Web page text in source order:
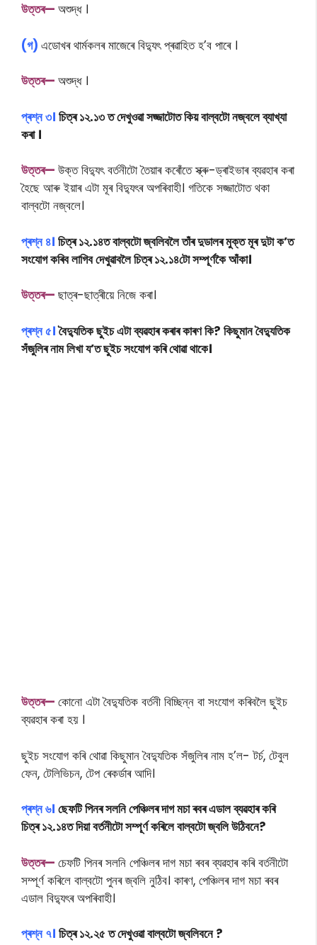
উত্তৰ— অশুদ্ধ ।
(গ) এডোখৰ থাৰ্মকলৰ মাজেৰে বিদ্যুৎ প্ৰৱাহিত হ’ব পাৰে ।
উত্তৰ— অশুদ্ধ ।
প্ৰশ্ন৩। চিত্ৰ ১২.১৩ ত দেখুওৱা সজ্জাটোত কিয় বাল্বটো নজ্বলে ব্যাখ্যা
কৰা ।
উত্তৰ— উক্ত বিদ্যুৎ বৰ্তনীটো তৈয়াৰ কৰোঁতে স্ক্ৰু-ড্ৰাইভাৰ ব্যৱহাৰ কৰা
হৈছে আৰু ইয়াৰ এটা মূৰ বিদ্যুৎৰ অপৰিবাহী। গতিকে সজ্জাটোত থকা
বাল্বটো নজ্বলে।
প্ৰশ্ন ৪। চিত্ৰ ১২.১৪ত বাল্বটো জ্বলিবলৈ তাঁৰ দুডালৰ মুক্ত মূৰ দুটা ক’ত
সংযোগ কৰিব লাগিব দেখুৱাবলৈ চিত্ৰ ১২.১৪টো সম্পূৰ্ণকৈ আঁকা।
উত্তৰ— ছাত্ৰ-ছাত্ৰীয়ে নিজে কৰা।
প্ৰশ্ন৫।বৈদ্যুতিক ছুইচ এটা ব্যৱহাৰ কৰাৰ কাৰণ কি? কিছুমান বৈদ্যুতিক
সঁজুলিৰ নাম লিখা য’ত ছুইচ সংযোগ কৰি থোৱা থাকে।
উত্তৰ— কোনো এটা বৈদ্যুতিক বৰ্তনী বিচ্ছিন্ন বা সংযোগ কৰিবলৈ ছুইচ
ব্যৱহাৰ কৰা হয় ।
ছুইচ সংযোগ কৰি থোৱা কিছুমান বৈদ্যুতিক সঁজুলিৰ নাম হ’ল- টৰ্চ, টেবুল
ফেন, টেলিভিচন, টেপ ৰেকৰ্ডাৰ আদি।
প্ৰশ্ন৬। ছেফটি পিনৰ সলনি পেঞ্চিলৰ দাগ মচা ৰবৰ এডাল ব্যৱহাৰ কৰি
চিত্ৰ ১২.১৪তদিয়াবৰ্তনীটো সম্পূৰ্ণ কৰিলে বাল্বটো জ্বলি উঠিবনে?
উত্তৰ— চেফটি পিনৰ সলনি পেঞ্চিলৰ দাগ মচা ৰবৰ ব্যৱহাৰ কৰি বৰ্তনীটো
সম্পূৰ্ণ কৰিলে বাল্বটো পুনৰ জ্বলি নুঠিব। কাৰণ, পেঞ্চিলৰ দাগ মচা ৰবৰ
এডাল বিদ্যুৎৰ অপৰিবাহী।
প্ৰশ্ন৭। চিত্ৰ ১২.২৫ ত দেখুওৱা বাল্বটো জ্বলিবনে ?